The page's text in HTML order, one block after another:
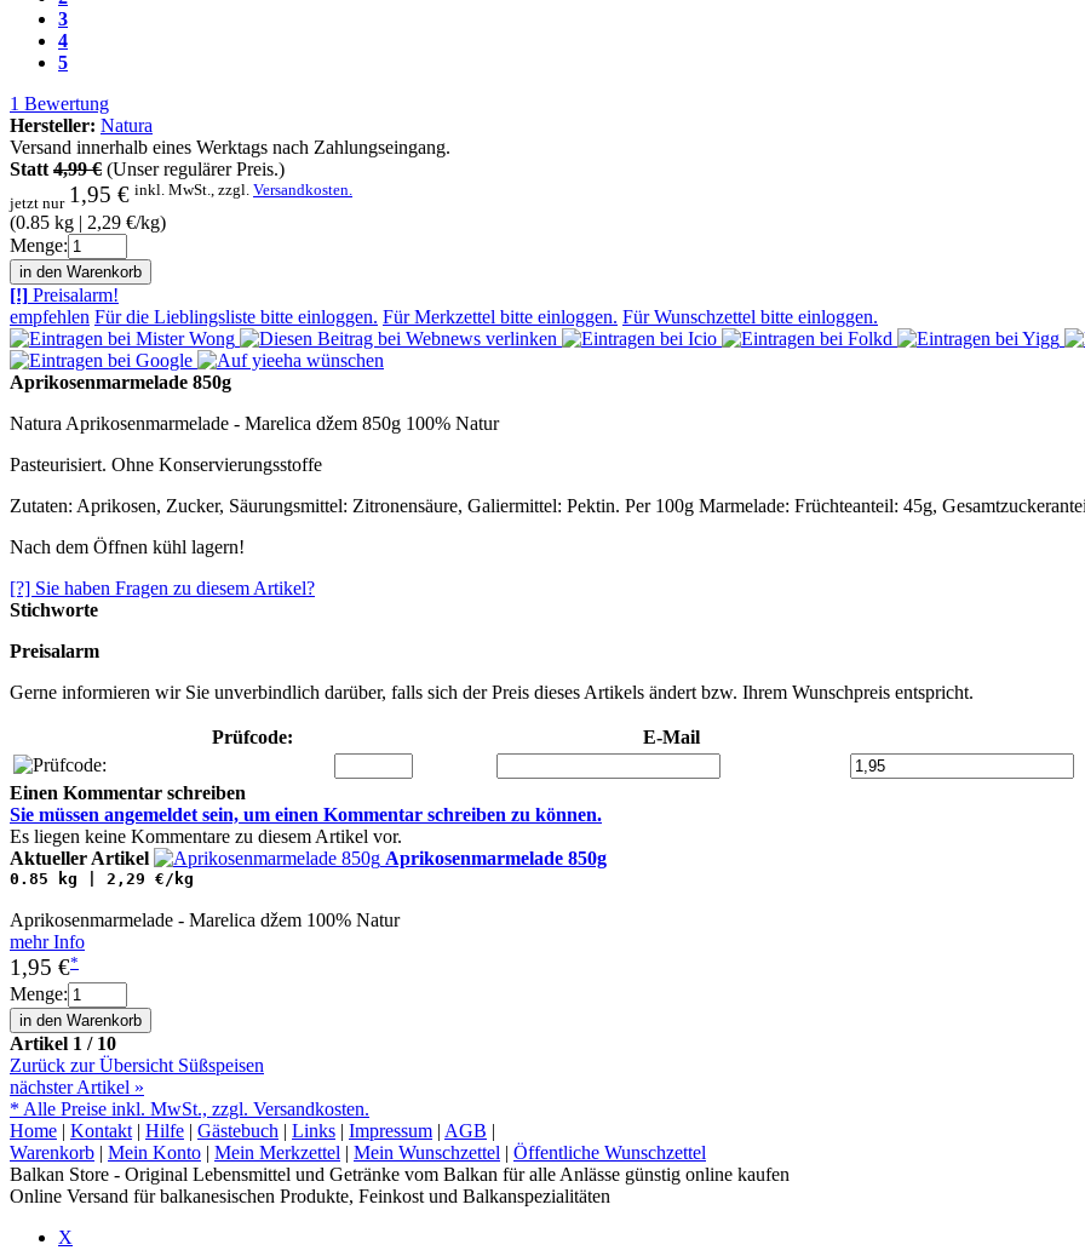
3
4
5
1 Bewertung
Hersteller: Natura
Versand innerhalb eines Werktags nach Zahlungseingang.
Statt 4,99 € (Unser regulärer Preis.)
jetzt nur 1,95 € inkl. MwSt., zzgl. Versandkosten.
(0.85 kg | 2,29 €/kg)
Menge:
[!] Preisalarm!
empfehlen Für die Lieblingsliste bitte einloggen. Für Merkzettel bitte einloggen. Für Wunschzettel bitte einloggen.
Aprikosenmarmelade 850g
Natura Aprikosenmarmelade - Marelica džem 850g 100% Natur
Pasteurisiert. Ohne Konservierungsstoffe
Zutaten: Aprikosen, Zucker, Säurungsmittel: Zitronensäure, Galiermittel: Pektin. Per 100g Marmelade: Früchteanteil: 45g,
Nach dem Öffnen kühl lagern!
[?] Sie haben Fragen zu diesem Artikel?
Stichworte
Preisalarm
Gerne informieren wir Sie unverbindlich darüber, falls sich der Preis dieses Artikels ändert bzw. Ihrem Wunschpreis entspricht.
Prüfcode: E-Mail
Einen Kommentar schreiben
Sie müssen angemeldet sein, um einen Kommentar schreiben zu können.
Es liegen keine Kommentare zu diesem Artikel vor.
Aktueller Artikel
Aprikosenmarmelade 850g
0.85 kg | 2,29 €/kg
Aprikosenmarmelade - Marelica džem 100% Natur
mehr Info
1,95 €*
Menge:
Artikel 1 / 10
Zurück zur Übersicht Süßspeisen
nächster Artikel »
* Alle Preise inkl. MwSt., zzgl. Versandkosten.
Home | Kontakt | Hilfe | Gästebuch | Links | Impressum | AGB |
Warenkorb | Mein Konto | Mein Merkzettel | Mein Wunschzettel | Öffentliche Wunschzettel
Balkan Store - Original Lebensmittel und Getränke vom Balkan für alle Anlässe günstig online kaufen
Online Versand für balkanesischen Produkte, Feinkost und Balkanspezialitäten
X